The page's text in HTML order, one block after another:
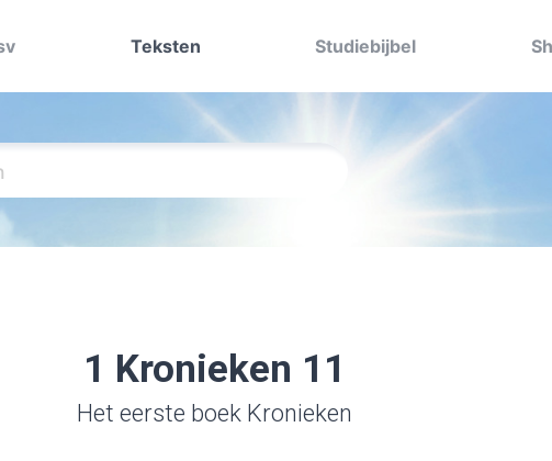
Teksten Studiebijbel
1 Kronieken 11
Het eerste boek Kronieken